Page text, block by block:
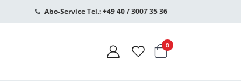
Abo-Service Tel.: +49 40 / 3007 35 36
Warenkorb
0Artikel